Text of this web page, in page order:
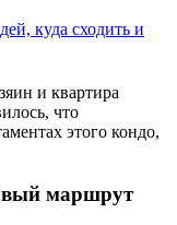
куда сходить и
и квартира
что
этого кондо,
маршрут